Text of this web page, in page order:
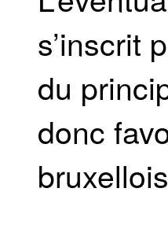
s’inscrit
du
donc